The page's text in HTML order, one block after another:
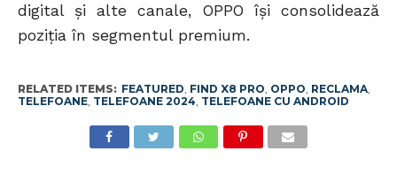
digital și alte canale, OPPO își consolidează
poziția în segmentul premium.
RELATED ITEMS: FEATURED FIND X8 PRO OPPO RECLAMA,
TELEFOANE, TELEFOANE 2024 TELEFOANE CU ANDROID